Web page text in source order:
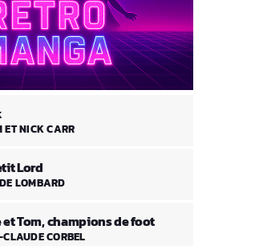
et Tom, champions de foot
CORBEL
Lord
LOMBARD
ET NICK CARR